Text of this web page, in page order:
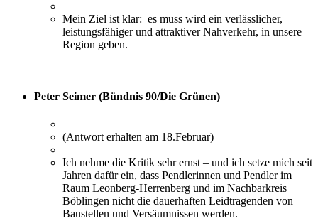
Mein Ziel ist klar: es muss wird ein verlässlicher,
leistungsfähiger und attraktiver Nahverkehr, in unsere
Region geben.
Peter Seimer (Bündnis 90/Die Grünen)
(Antwort erhalten am 18.Februar)
Ich nehme die Kritik sehr ernst – und ich setze mich seit
Jahren dafür ein, dass Pendlerinnen und Pendler im
Raum Leonberg-Herrenberg und im Nachbarkreis
Böblingen nicht die dauerhaften Leidtragenden von
Baustellen und Versäumnissen werden.